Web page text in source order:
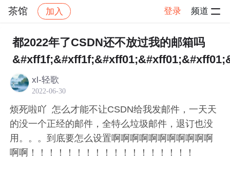
茶馆 加入 登录 频道
社区 茶馆 帖子详情
都2022年了CSDN还不放过我的邮箱吗
xl-轻歌
2022-06-30
烦死啦吖 怎么才能不让CSDN给我发邮件，一天天
的没一个正经的邮件，全特么垃圾邮件，退订也没
用。。。到底要怎么设置啊啊啊啊啊啊啊啊啊啊啊
啊啊！！！！！！！！！！！！！！！！！！